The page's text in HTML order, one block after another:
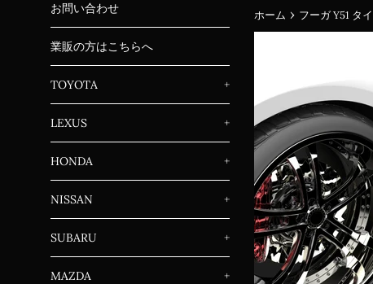
お問い合わせ
業販の方はこちらへ
TOYOTA +
LEXUS +
HONDA +
NISSAN +
SUBARU +
MAZDA +
ホーム › フーガ Y51 タ